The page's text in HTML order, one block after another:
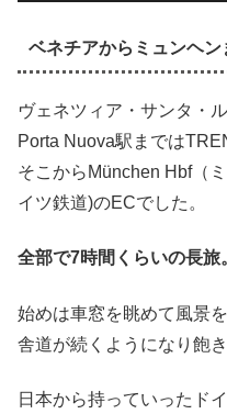
ベネチアからミュンヘン
ヴェネツィア・サンタ・
Porta Nuova駅までは
そこからMünchen Hbf（
イツ鉄道)のECでした。
全部で7時間くらいの長旅
始めは車窓を眺めて風景
舎道が続くようになり飽
日本から持っていったド